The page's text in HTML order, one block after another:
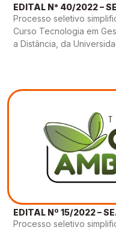
EDITAL N° 40/2022 –
Processo seletivo
Curso Tecnologia em
a Distância, da
EDITAL Nº 15/2022 –
Processo seletivo